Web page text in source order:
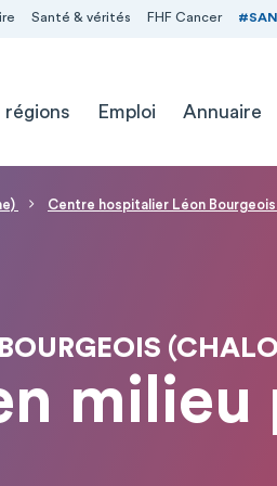
Santé & vérités FHF Cancer
régions Emploi Annuaire
Centre hospitalier Léon